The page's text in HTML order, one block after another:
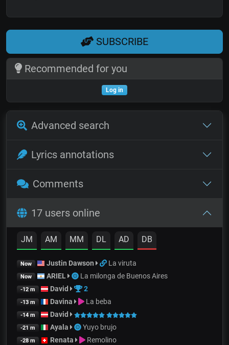
SUBSCRIBE
Recommended for you
Log in
Advanced search
Lyrics annotations
Comments
17 users online
JM AM MM DL AD DB
Now Justin Dawson La viruta
Now ARIEL La milonga de Buenos Aires
-12 m David 2
-13 m Davina La beba
-14 m David
-21 m Ayala Yuyo brujo
-28 m Renata Remolino